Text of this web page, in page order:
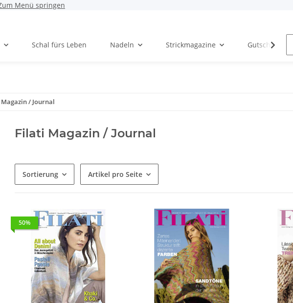
Menü springen
Schal fürs Leben Nadeln Strickmagazine Gutscheine
/ Journal
Filati Magazin / Journal
Sortierung Artikel pro Seite
50%